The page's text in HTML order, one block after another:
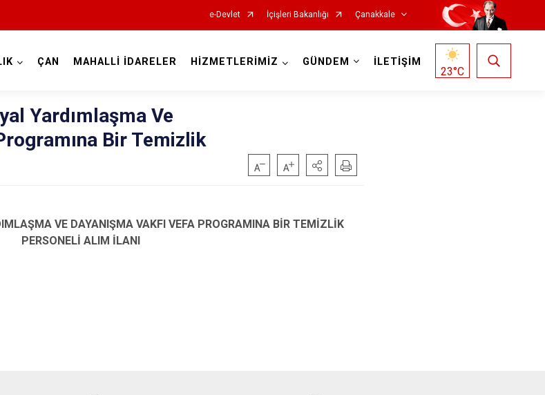
e-Devlet İçişleri Bakanlığı Çanakkale
Ayvacık
Ezine
ÇAN MAHALLİ İDARELER HİZMETLERİMİZ GÜNDEM İLETİŞİM
23°C
Yardımlaşma Ve
Bir Temizlik
VE DAYANIŞMA VAKFI VEFA PROGRAMINA BİR TEMİZLİK
PERSONELİ ALIM İLANI